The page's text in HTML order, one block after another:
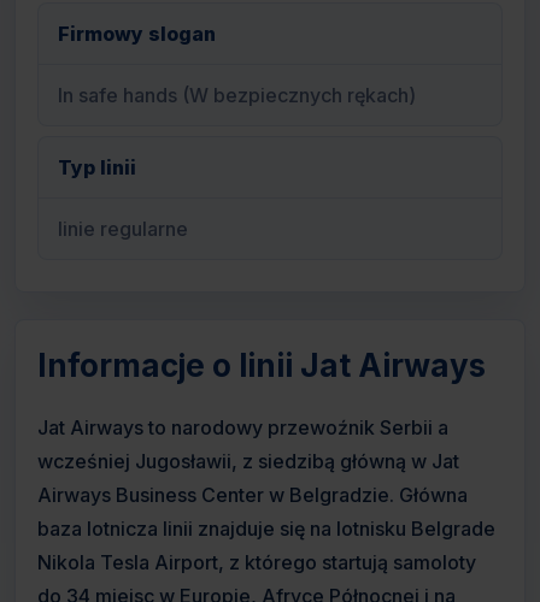
Firmowy slogan
In safe hands (W bezpiecznych rękach)
Typ linii
linie regularne
Informacje o linii Jat Airways
Jat Airways to narodowy przewoźnik Serbii a
wcześniej Jugosławii, z siedzibą główną w Jat
Airways Business Center w Belgradzie. Główna
baza lotnicza linii znajduje się na lotnisku Belgrade
Nikola Tesla Airport, z którego startują samoloty
do 34 miejsc w Europie, Afryce Północnej i na